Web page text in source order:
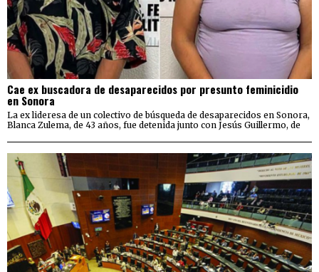
Cae ex buscadora de desaparecidos por presunto feminicidio
en Sonora
La ex lideresa de un colectivo de búsqueda de desaparecidos en Sonora,
Blanca Zulema, de 43 años, fue detenida junto con Jesús Guillermo, de